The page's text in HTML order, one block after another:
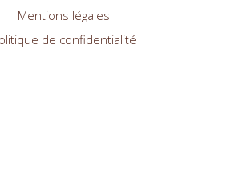
Mentions légales
de confidentialité